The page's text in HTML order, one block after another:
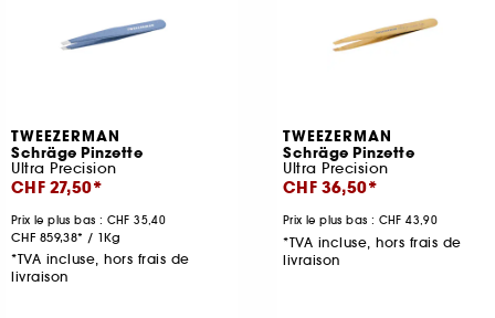
TWEEZERMAN
Schräge Pinzette
Ultra Precision
CHF 27,50
Prix le plus bas : CHF 35,40
CHF 859,38 / 1Kg
*TVA incluse, hors frais de
livraison
TWEEZERMAN
Schräge Pinzette
Ultra Precision
CHF 36,50
Prix le plus bas : CHF 43,90
*TVA incluse, hors frais de
livraison